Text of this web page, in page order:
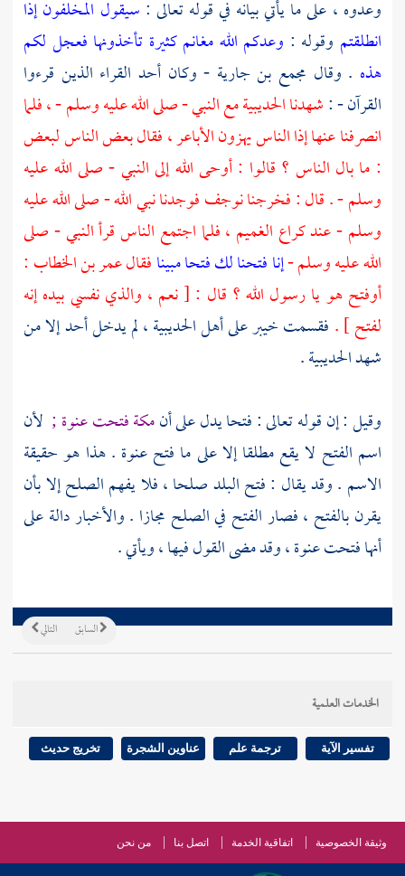
وعدوه ، على ما يأتي بيانه في قوله تعالى : سيقول المخلفون إذا
انطلقتم وقوله : وعدكم الله مغانم كثيرة تأخذونها فعجل لكم
هذه . وقال مجمع بن جارية - وكان أحد القراء الذين قرءوا
القرآن - :شهدناالحديبيةمع النبي - صلى الله عليه وسلم - ، فلما
انصرفنا عنها إذا الناس يهزون الأباعر ، فقال بعض الناس لبعض
: ما بال الناس ؟ قالوا : أوحى الله إلى النبي - صلى الله عليه
وسلم - . قال : فخرجنا نوجف فوجدنا نبي الله - صلى الله عليه
وسلم - عندكراع الغميم ، فلما اجتمع الناس قرأ النبي - صلى
الله عليه وسلم -إنا فتحنا لك فتحا مبينافقالعمر بن الخطاب :
أوفتح هو يا رسول الله ؟ قال : [ نعم ، والذي نفسي بيده إنه
لفتح ] . فقسمتخيبرعلى أهلالحديبية، لم يدخل أحد إلا من
شهدالحديبية.
وقيل : إن قوله تعالى : فتحا يدل على أنمكةفتحت عنوة ; لأن
اسم الفتح لا يقع مطلقا إلا على ما فتح عنوة . هذا هو حقيقة
الاسم . وقد يقال : فتح البلد صلحا ، فلا يفهم الصلح إلا بأن
يقرن بالفتح ، فصار الفتح في الصلح مجازا . والأخبار دالة على
أنها فتحت عنوة ، وقد مضى القول فيها ، ويأتي .
التالي السابق
الخدمات العلمية
تفسير الآية ترجمة علم عناوين الشجرة تخريج حديث
وثيقة الخصوصية اتفاقية الخدمة اتصل بنا من نحن